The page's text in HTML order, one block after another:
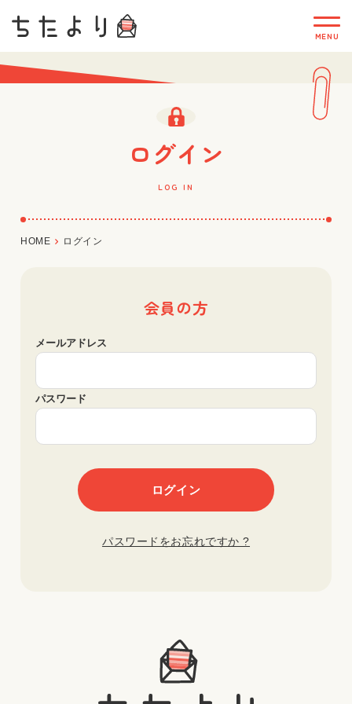
ログイン
LOG IN
HOME ログイン
会員の方
メールアドレス
パスワード
パスワードをお忘れですか ?